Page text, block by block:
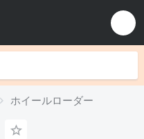
ホイールローダー